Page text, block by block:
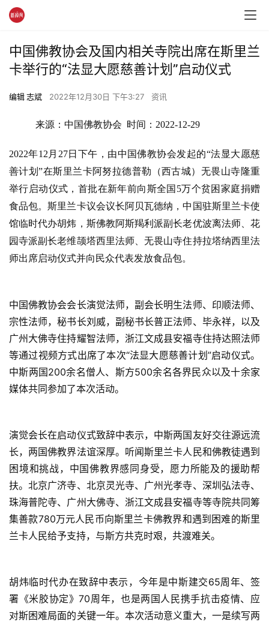
中国佛教协会及国内相关寺院出席在斯里兰
卡举行的“法显大愿慈善计划”启动仪式
编辑 志斌 2022年12月30日 下午3:27 资讯
来源：中国佛教协会  时间：2022-12-29
2022年12月27日下午，由中国佛教协会发起的“法显大愿慈
善计划”在斯里兰卡阿努拉德普勒（西古城）无畏山寺隆重
举行启动仪式，首批在新年前向斯全国5万个贫困家庭捐赠
食品包。斯里兰卡议会议长阿贝瓦德纳，中国驻斯里兰卡使
馆临时代办胡炜，斯佛教阿斯羯利派副长老优波离法师、花
园寺派副长老维颉塔西里法师、无畏山寺住持拉塔纳西里法
师出席启动仪式并向民众代表发放食品包。
中国佛教协会会长演觉法师，副会长明生法师、印顺法师、
宗性法师，秘书长刘威，副秘书长普正法师、毕永祥，以及
广州大佛寺住持耀智法师，浙江文成县安福寺住持达照法师
等通过视频方式出席了本次“法显大愿慈善计划”启动仪式。
中斯两国200余名僧人、斯方500余名各界民众以及十余家
媒体共同参加了本次活动。
演觉会长在启动仪式致辞中表示，中斯两国友好交往源远流
长，两国佛教界法谊深厚。听闻斯里兰卡人民和佛教徒遇到
困境和挑战，中国佛教界感同身受，愿力所能及的援助帮
扶。北京广济寺、北京灵光寺、广州光孝寺、深圳弘法寺、
珠海普陀寺、广州大佛寺、浙江文成县安福寺等寺院共同筹
集善款780万元人民币向斯里兰卡佛教界和遇到困难的斯里
兰卡人民给予支持，与斯方共克时艰，共渡难关。
胡炜临时代办在致辞中表示，今年是中斯建交65周年、签
署《米胶协定》70周年，也是两国人民携手抗击疫情、应
对斯困难局面的关键一年。本次活动意义重大，一是续写两